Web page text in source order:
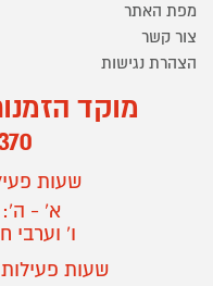
מפת האתר
צור קשר
הצהרת נגישות
מוקד
שעות
א' - ה':
ו' וערבי
שעות